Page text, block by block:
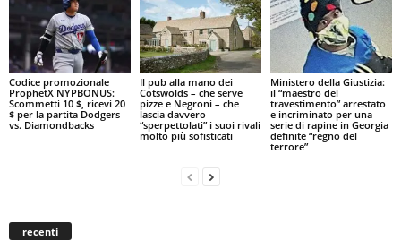
Codice promozionale
ProphetX NYPBONUS:
Scommetti 10 $, ricevi 20
$ per la partita Dodgers
vs. Diamondbacks
Il pub alla mano dei
Cotswolds – che serve
pizze e Negroni – che
lascia davvero
“sperpettolati” i suoi rivali
molto più sofisticati
Ministero della Giustizia:
il “maestro del
travestimento” arrestato
e incriminato per una
serie di rapine in Georgia
definite “regno del
terrore”
recenti